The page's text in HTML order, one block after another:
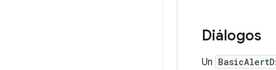
Diálogos
Un